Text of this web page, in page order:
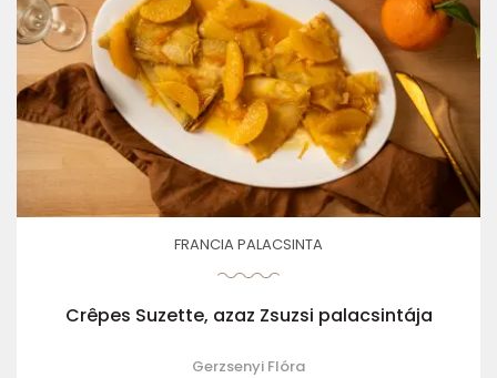
FRANCIA PALACSINTA
Crêpes Suzette, azaz Zsuzsi palacsintája
Gerzsenyi Flóra